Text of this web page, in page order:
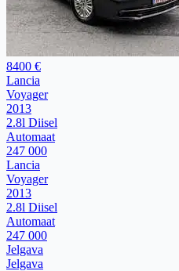
8400 €
Lancia
Voyager
2013
2.8l Diisel
Automaat
247 000
Lancia
Voyager
2013
2.8l Diisel
Automaat
247 000
Jelgava
Jelgava